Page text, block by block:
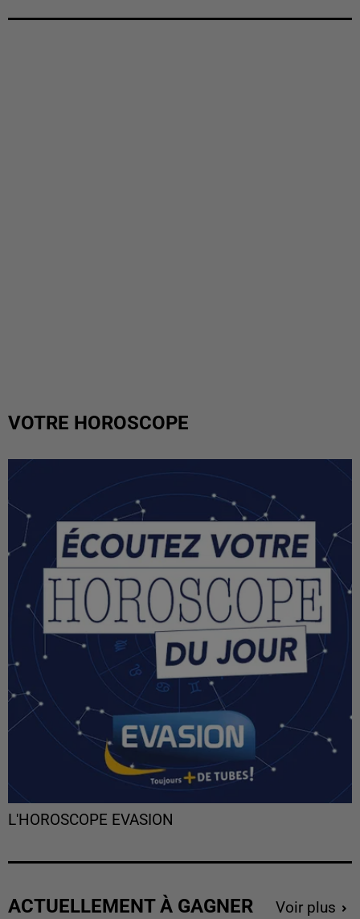
VOTRE HOROSCOPE
L'HOROSCOPE EVASION
ACTUELLEMENT À GAGNER Voir plus